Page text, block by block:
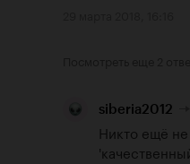
siberia2012
Никто ещё